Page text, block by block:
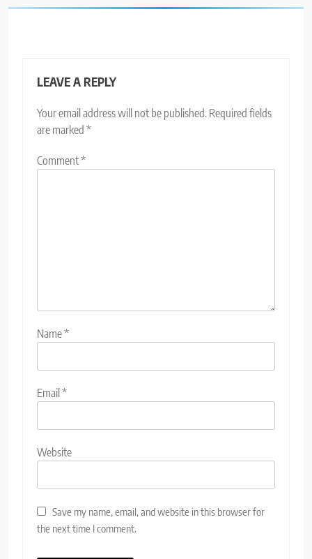
LEAVE A REPLY
Your email address will not be published. Required fields
are marked *
Comment*
Name*
Email*
Website
Save my name, email, and website in this browser for
the next time I comment.